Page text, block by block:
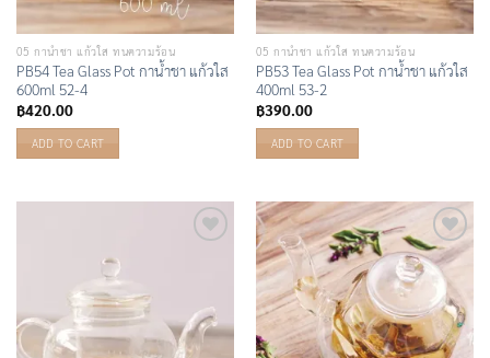
05 กาน้ำชา แก้วใส ทนความร้อน
PB54 Tea Glass Pot กาน้ำชา แก้วใส
600ml 52-4
฿420.00
ADD TO CART
05 กาน้ำชา แก้วใส ทนความร้อน
PB53 Tea Glass Pot กาน้ำชา แก้วใส
400ml 53-2
฿390.00
ADD TO CART
Add to
Wishlist